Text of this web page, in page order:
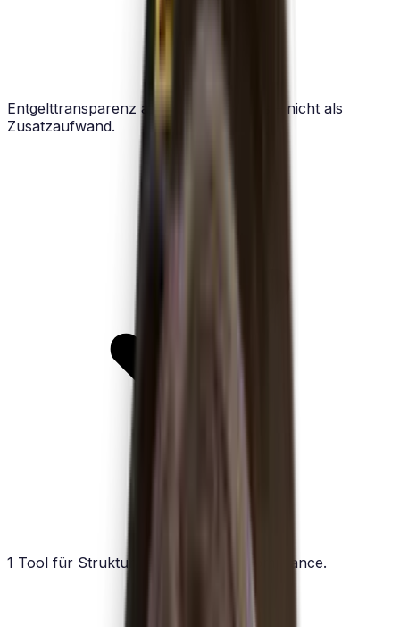
Entgelttransparenz als Routineprozess – nicht als
Zusatzaufwand.
1 Tool für Struktur, Reporting und Compliance.